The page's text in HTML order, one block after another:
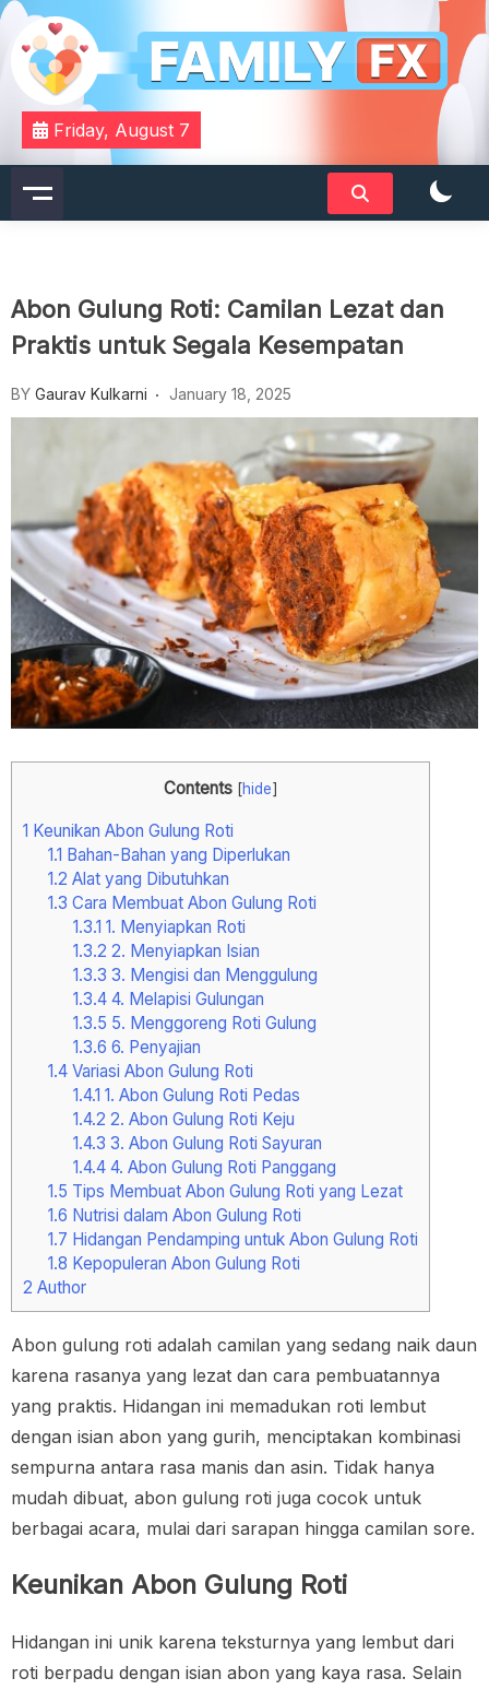
Skip
content
Familyfx
Your Daily Dose of Family Wisdom
Friday, August 7
Abon Gulung Roti: Camilan Lezat dan
Praktis untuk Segala Kesempatan
BY Gaurav Kulkarni January 18, 2025
Contents [hide]
1 Keunikan Abon Gulung Roti
1.1 Bahan-Bahan yang Diperlukan
1.2 Alat yang Dibutuhkan
1.3 Cara Membuat Abon Gulung Roti
1.3.1 1. Menyiapkan Roti
1.3.2 2. Menyiapkan Isian
1.3.3 3. Mengisi dan Menggulung
1.3.44. Melapisi Gulungan
1.3.5 5. Menggoreng Roti Gulung
1.3.6 6. Penyajian
1.4Variasi Abon Gulung Roti
1.4.1 1. Abon Gulung Roti Pedas
1.4.2 2. Abon Gulung Roti Keju
1.4.3 3. Abon Gulung Roti Sayuran
1.4.44. Abon Gulung Roti Panggang
1.5 Tips Membuat Abon Gulung Roti yang Lezat
1.6 Nutrisi dalam Abon Gulung Roti
1.7 Hidangan Pendamping untuk Abon Gulung Roti
1.8 Kepopuleran Abon Gulung Roti
2 Author
Abon gulung roti adalah camilan yang sedang naik daun
karena rasanya yang lezat dan cara pembuatannya
yang praktis. Hidangan ini memadukan roti lembut
dengan isian abon yang gurih, menciptakan kombinasi
sempurna antara rasa manis dan asin. Tidak hanya
mudah dibuat, abon gulung roti juga cocok untuk
berbagai acara, mulai dari sarapan hingga camilan sore.
Keunikan Abon Gulung Roti
Hidangan ini unik karena teksturnya yang lembut dari
roti berpadu dengan isian abon yang kaya rasa. Selain